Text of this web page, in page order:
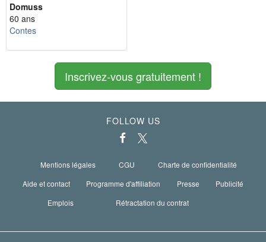
Domuss
60 ans
Contes
Inscrivez-vous gratuitement !
FOLLOW US
Mentions légales CGU
Charte de confidentialité
Aide et contact
Programme d'affiliation Presse
Publicité
Emplois
Rétractation du contrat